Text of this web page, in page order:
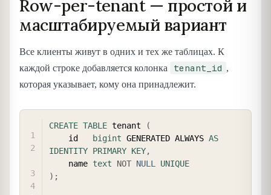
Row-per-tenant — простой и
масштабируемый вариант
Все клиенты живут в одних и тех же таблицах. К
каждой строке добавляется колонка
tenant_id ,
которая указывает, кому она принадлежит.
CREATE TABLE tenant
(
    id
bigint GENERATED ALWAYS AS
IDENTITY PRIMARY KEY,
    name
text NOT NULL
UNIQUE
) ;